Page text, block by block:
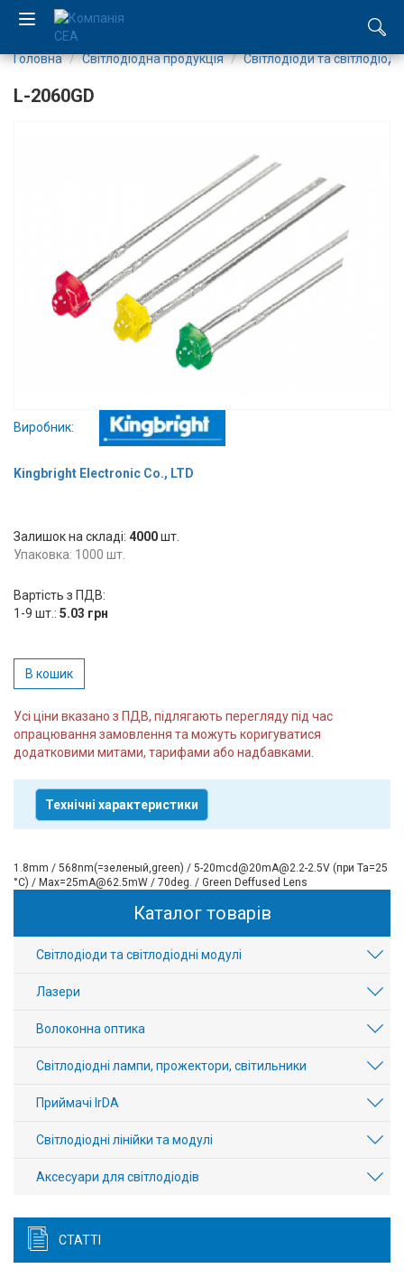
Виробництво
Послуги
Новини
Вхід/
авторизація
Контакти
Доставка
Підтримка
Головна Світлодіодна продукція Світлодіоди та
L-2060GD
Виробник:
Kingbright Electronic Co., LTD
Залишок на складі: 4000шт.
Упаковка: 1000 шт.
Вартість з ПДВ:
1-9 шт.: 5.03 грн
В кошик
Усі ціни вказано з ПДВ, підлягають перегляду під час
опрацювання замовлення та можуть коригуватися
додатковими митами, тарифами або надбавками.
Технічні характеристики
1.8mm / 568nm(=зеленый,green) / 5-20mcd@20mA@2.2-2.5V (при Та=25
°С) / Max=25mA@62.5mW / 70deg. / Green Deffused Lens
Каталог товарів
Світлодіоди та світлодіодні модулі
Лазери
Волоконна оптика
Світлодіодні лампи, прожектори, світильники
Приймачі IrDA
Світлодіодні лінійки та модулі
Аксесуари для світлодіодів
СТАТТІ